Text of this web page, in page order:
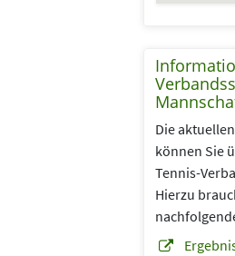
Die
können Sie
Tennis-
Hierzu